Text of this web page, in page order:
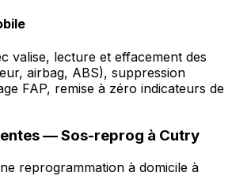
valise, lecture et effacement des
airbag, ABS), suppression
FAP, remise à zéro indicateurs de
—Sos-reprog à Cutry
reprogrammation à domicile à